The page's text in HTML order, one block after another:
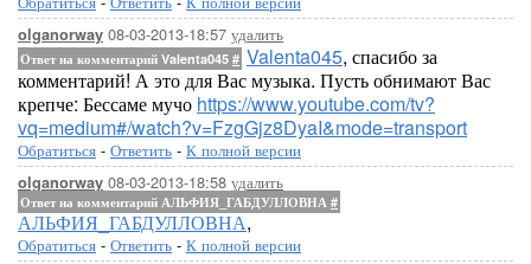
olganorway 08-03-2013-18:57 удалить
Ответ на комментарий Valenta045 # Valenta045, спасибо за
комментарий! А это для Вас музыка. Пусть обнимают Вас
крепче: Бессаме мучо https://www.youtube.com/tv?
vq=medium#/watch?v=FzgGjz8DyaI&mode=transport
Обратиться - Ответить - К полной версии
olganorway 08-03-2013-18:58 удалить
Ответ на комментарий АЛЬФИЯ_ГАБДУЛЛОВНА #
АЛЬФИЯ_ГАБДУЛЛОВНА,
Обратиться - Ответить - К полной версии